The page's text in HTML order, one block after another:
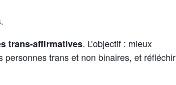
trans-affirmatives. L’objectif : mieux
trans et non binaires, et réfléchir